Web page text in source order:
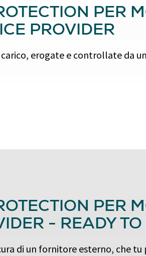
PER
PROVIDER
erogate e controllate da
PER
- READY TO
di un fornitore esterno, che